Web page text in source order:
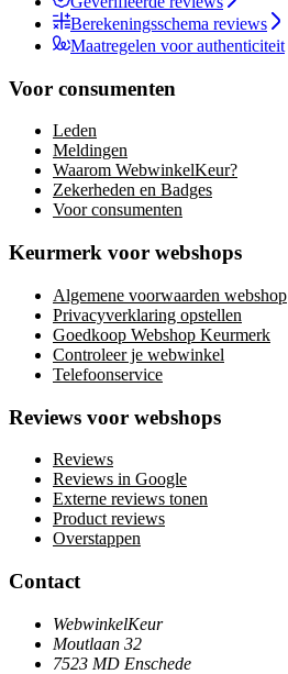
Berekeningsschema reviews
Maatregelen voor authenticiteit
Voor consumenten
Leden
Meldingen
Waarom WebwinkelKeur?
Zekerheden en Badges
Voor consumenten
Keurmerk voor webshops
Algemene voorwaarden webshop
Privacyverklaring opstellen
Goedkoop Webshop Keurmerk
Controleer je webwinkel
Telefoonservice
Reviews voor webshops
Reviews
Reviews in Google
Externe reviews tonen
Product reviews
Overstappen
Contact
WebwinkelKeur
Moutlaan 32
7523 MD Enschede